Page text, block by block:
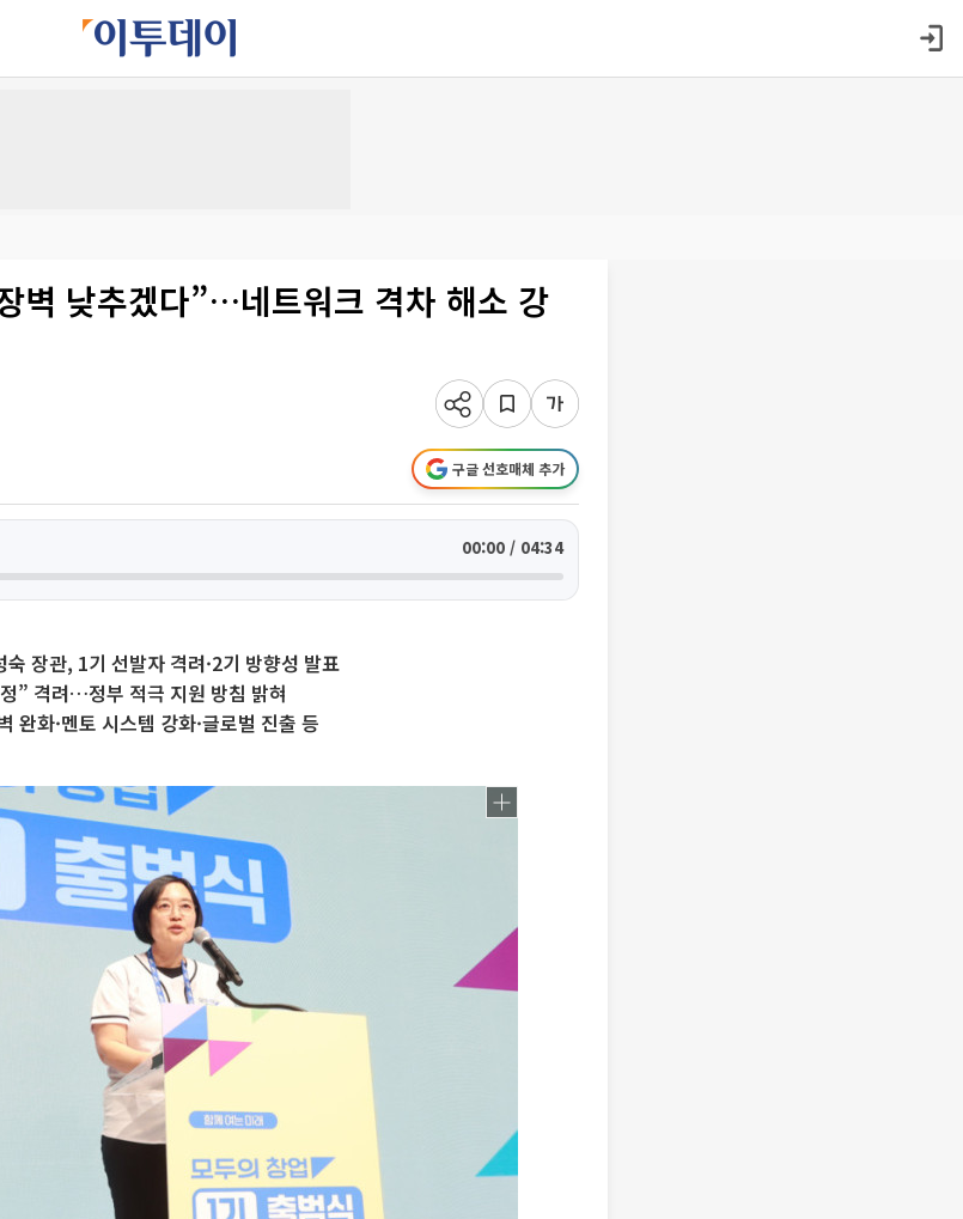
벽 낮추겠다”…네트워크 격차 해소 강
구글 선호매체 추가
00:00 / 04:34
장관, 1기 선발자 격려·2기 방향성 발표
” 격려…정부 적극 지원 방침 밝혀
화·멘토 시스템 강화·글로벌 진출 등